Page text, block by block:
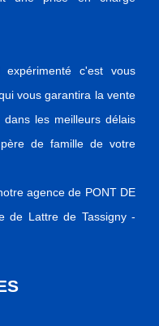
c'est vous
vous garantira la vente
les meilleurs délais
de famille de votre
agence de PONT DE
de Lattre de Tassigny -